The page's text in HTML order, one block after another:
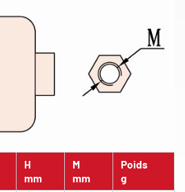
H
mm
M
mm
Poids
g